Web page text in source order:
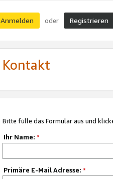
Anmelden oder Registrieren
Kontakt
Bitte fülle das Formular aus und
Ihr Name: *
Primäre E-Mail Adresse: *